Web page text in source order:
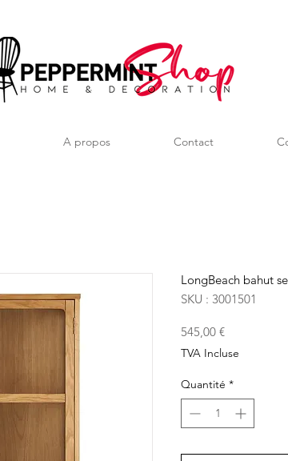
A propos Contact
LongBeach bahut
SKU : 3001501
545,00 €Prix
TVA Incluse
Quantité *